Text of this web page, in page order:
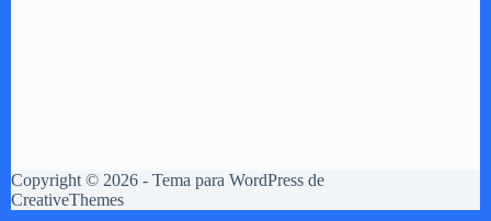
Copyright © 2026 - Tema para WordPress de
CreativeThemes